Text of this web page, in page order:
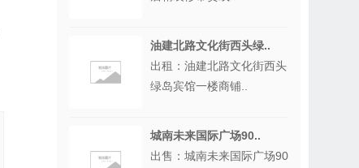
油建北路文化街西头绿..
出租：油建北路文化街西头
绿岛宾馆一楼商铺..
城南未来国际广场90..
出售：城南未来国际广场90